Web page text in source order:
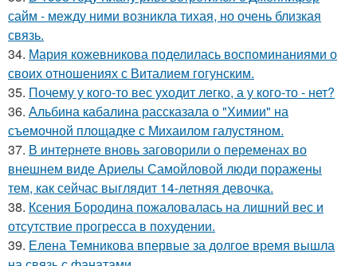
сайм - между ними возникла тихая, но очень близкая
связь.
34. Мария кожевникова поделилась воспоминаниями о
своих отношениях с Виталием гогунским.
35. Почему у кого-то вес уходит легко, а у кого-то - нет?
36. Альбина кабалина рассказала о "Химии" на
съемочной площадке с Михаилом галустяном.
37. В интернете вновь заговорили о переменах во
внешнем виде Ариелы Самойловой люди поражены
тем, как сейчас выглядит 14-летняя девочка.
38. Ксения Бородина пожаловалась на лишний вес и
отсутствие прогресса в похудении.
39. Елена Темникова впервые за долгое время вышла